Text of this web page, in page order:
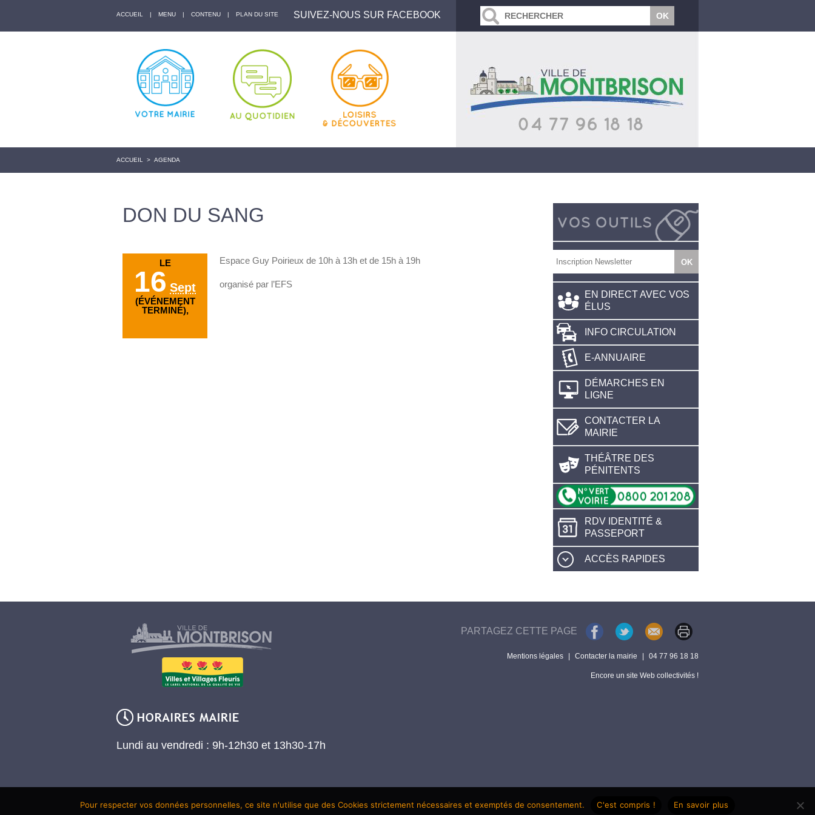
ACCUEIL | MENU | CONTENU | PLAN DU SITE SUIVEZ-NOUS SUR FACEBOOK
ACCUEIL > AGENDA
DON DU SANG
LE
16 Sept
(ÉVÉNEMENT
TERMINÉ),
Espace Guy Poirieux de 10h à 13h et de 15h à 19h
organisé par l’EFS
EN DIRECT AVEC VOS
ÉLUS
INFO CIRCULATION
E-ANNUAIRE
DÉMARCHES EN
LIGNE
CONTACTER LA
MAIRIE
THÉÂTRE DES
PÉNITENTS
RDV IDENTITÉ &
PASSEPORT
ACCÈS RAPIDES
Lundi au vendredi : 9h-12h30 et 13h30-17h
PARTAGEZ CETTE PAGE
Mentions légales Contacter la mairie 04 77 96 18 18
Encore un site Web collectivités !
Pour respecter vos données personnelles, ce site n'utilise que des Cookies strictement nécessaires et exemptés de consentement. C'est compris ! En savoir plus